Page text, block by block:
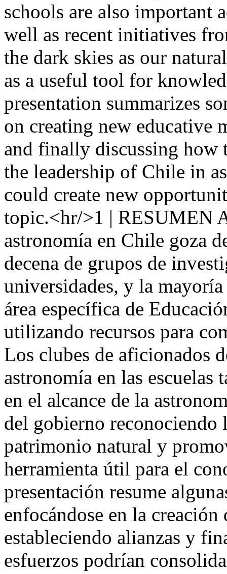
schools are also important
well as recent initiatives
the dark skies as our
as a useful tool for
presentation summarizes
on creating new educative
and finally discussing how
the leadership of Chile in
could create new
topic.<hr/>1 | RESUMEN
astronomía en Chile goza
decena de grupos de
universidades, y la
área específica de
utilizando recursos para
Los clubes de aficionados
astronomía en las escuelas
en el alcance de la
del gobierno reconociendo
patrimonio natural y
herramienta útil para el
presentación resume
enfocándose en la
estableciendo alianzas y
esfuerzos podrían